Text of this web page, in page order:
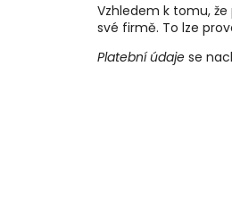
Vzhledem k tomu,
své firmě. To lze
Platební údajese